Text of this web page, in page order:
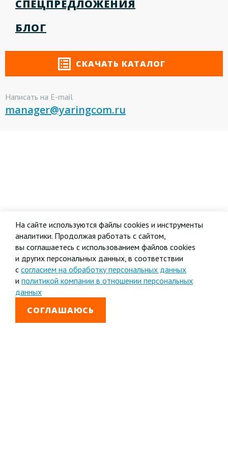
СПЕЦПРЕДЛОЖЕНИЯ
БЛОГ
СКАЧАТЬ КАТАЛОГ
Написать на E-mail
manager@yaringcom.ru
На сайте используются файлы cookies и инструменты
аналитики. Продолжая работать с сайтом,
вы соглашаетесь с использованием файлов cookies
и других персональных данных, в соответствии
с согласием на обработку персональных данных
и политикой компании в отношении персональных
данных
СОГЛАШАЮСЬ